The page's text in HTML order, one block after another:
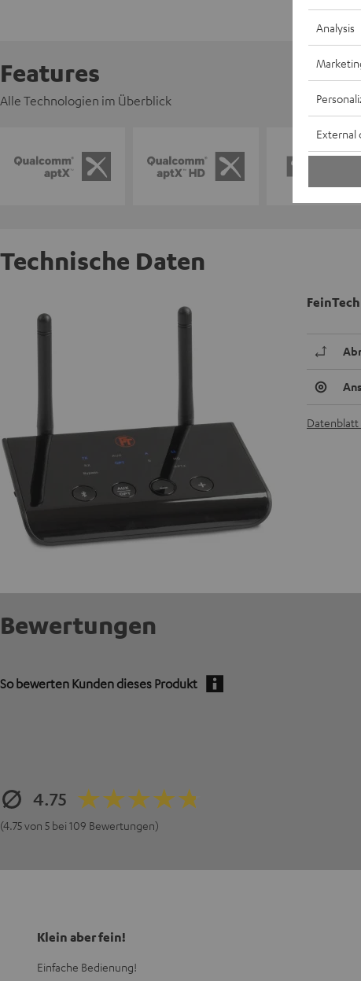
Features
Alle Technologien im Überblick
Technische Daten
Datenblatt
Bewertungen
So bewerten Kunden dieses Produkt
4.75
(4.75 von 5 bei 109 Bewertungen)
Klein aber fein!
Einfache Bedienung!
Analysis
External